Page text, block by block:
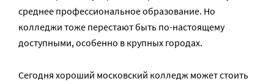
среднее профессиональное образование. Но
колледжи тоже перестают быть по-настоящему
доступными, особенно в крупных городах.
Сегодня хороший московский колледж может стоить